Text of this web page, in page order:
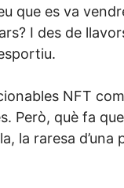
que es va
I des de
NFT com
Però, què fa
la raresa d’una